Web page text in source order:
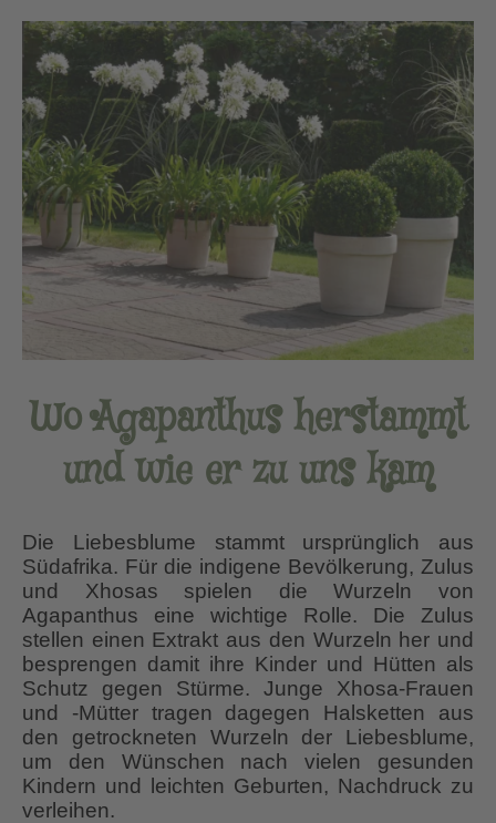
Wo Agapanthus herstammt
und wie er zu uns kam
Die Liebesblume stammt ursprünglich aus
Südafrika. Für die indigene Bevölkerung, Zulus
und Xhosas spielen die Wurzeln von
Agapanthus eine wichtige Rolle. Die Zulus
stellen einen Extrakt aus den Wurzeln her und
besprengen damit ihre Kinder und Hütten als
Schutz gegen Stürme. Junge Xhosa-Frauen
und -Mütter tragen dagegen Halsketten aus
den getrockneten Wurzeln der Liebesblume,
um den Wünschen nach vielen gesunden
Kindern und leichten Geburten, Nachdruck zu
verleihen.